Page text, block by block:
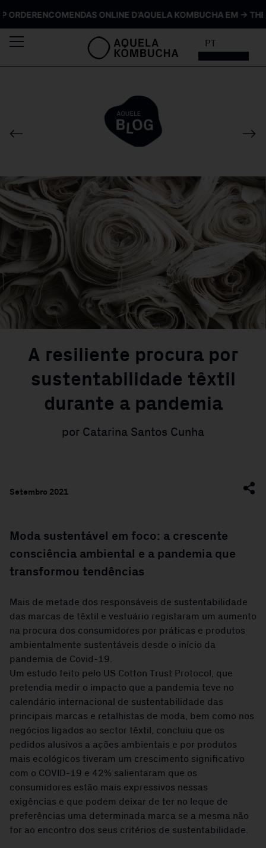
ENCOMENDAS ONLINE D’AQUELA KOMBUCHA EM → THE SIP
PT
A resiliente procura por
sustentabilidade têxtil
durante a pandemia
por Catarina Santos Cunha
Setembro 2021
Moda sustentável em foco: a crescente
consciência ambiental e a pandemia que
transformou tendências
Mais de metade dos responsáveis de sustentabilidade
das marcas de têxtil e vestuário registaram um aumento
na procura dos consumidores por práticas e produtos
ambientalmente sustentáveis desde o início da
pandemia de Covid-19.
Um estudo feito pelo US Cotton Trust Protocol, que
pretendia medir o impacto que a pandemia teve no
calendário internacional de sustentabilidade das
principais marcas e retalhistas de moda, bem como nos
negócios ligados ao sector têxtil, concluiu que os
pedidos alusivos a ações ambientais e por produtos
mais ecológicos tiveram um crescimento significativo
com o COVID-19 e 42% salientaram que os
consumidores estão mais expressivos nessas
exigências e que podem deixar de ter no leque de
preferências uma determinada marca se a mesma não
for ao encontro dos seus critérios de sustentabilidade.